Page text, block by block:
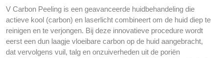
V Carbon Peeling is een geavanceerde huidbehandeling die
actieve kool (carbon) en laserlicht combineert om de huid diep te
reinigen en te verjongen. Bij deze innovatieve procedure wordt
eerst een dun laagje vloeibare carbon op de huid aangebracht,
dat vervolgens vuil, talg en onzuiverheden uit de poriën